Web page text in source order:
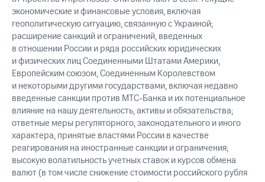
экономические и финансовые условия, включая
геополитическую ситуацию, связанную с Украиной;
расширение санкций и ограничений, введенных
в отношении России и ряда российских юридических
и физических лиц Соединенными Штатами Америки,
Европейским союзом, Соединенным Королевством
и некоторыми другими государствами, включая недавно
введенные санкции против МТС-Банка и их потенциальное
влияние на нашу деятельность, активы и обязательства;
ответные меры регуляторного, законодательного и иного
характера, принятые властями России в качестве
реагирования на иностранные санкции и ограничения;
высокую волатильность учетных ставок и курсов обмена
валют (в том числе снижение стоимости российского рубля